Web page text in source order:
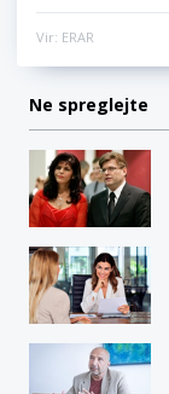
Vir: ERAR
Ne spreglejte